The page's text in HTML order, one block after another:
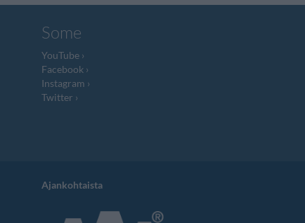
Some
YouTube
Facebook
Instagram
Twitter
Ajankohtaista